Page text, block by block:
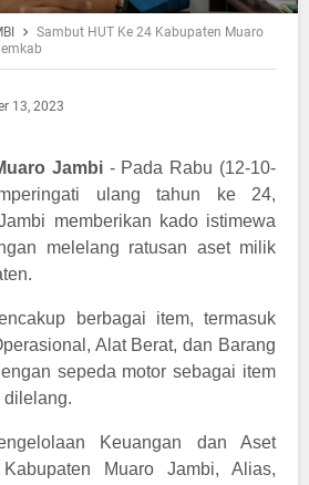
Sambut HUT Ke 24 Kabupaten Muaro
13, 2023
Jambi- Pada Rabu (12-10-
ulang tahun ke 24,
memberikan kado istimewa
melelang ratusan aset milik
berbagai item, termasuk
Alat Berat, dan Barang
sepeda motor sebagai item
dilelang.
Keuangan dan Aset
Muaro Jambi, Alias,